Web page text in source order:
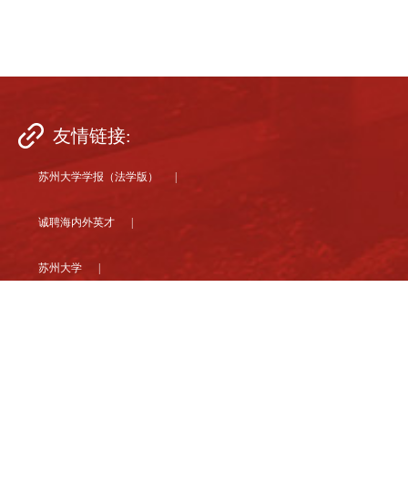
友情链接:
苏州大学学报（法学版） |
诚聘海内外英才 |
苏州大学 |